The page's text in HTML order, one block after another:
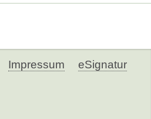
Impressum eSignatur